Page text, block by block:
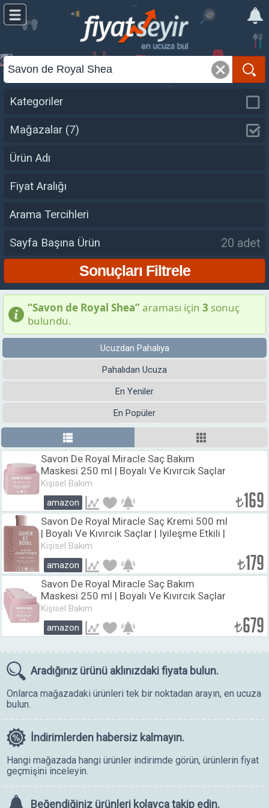
Kategoriler
Mağazalar (7)
Ürün Adı
Fiyat Aralığı
Arama Tercihleri
Sayfa Başına Ürün 20 adet
“Savon de Royal Shea”araması için 3 sonuç
bulundu.
Ucuzdan Pahalıya
Pahalıdan Ucuza
En Yeniler
En Popüler
Savon De Royal Miracle Saç Bakım
Maskesi 250 ml | Boyalı Ve Kıvırcık Saçlar
| Iyileşme Etkili | Shea Yağı
Kişisel Bakım
amazon
₺169
Savon De Royal Miracle Saç Kremi 500 ml
| Boyalı Ve Kıvırcık Saçlar | Iyileşme Etkili |
Shea Yağı
Kişisel Bakım
amazon
₺179
Savon De Royal Miracle Saç Bakım
Maskesi 250 ml | Boyalı Ve Kıvırcık Saçlar
| Iyileşme Etkili | Shea Yağı (4 paketi)
Kişisel Bakım
amazon
₺679
Aradığınız ürünü aklınızdaki fiyata bulun.
Onlarca mağazadaki ürünleri tek bir noktadan arayın, en ucuza
bulun.
İndirimlerden habersiz kalmayın.
Hangi mağazada hangi ürünler indirimde görün, ürünlerin fiyat
geçmişini inceleyin.
Beğendiğiniz ürünleri kolayca takip edin.